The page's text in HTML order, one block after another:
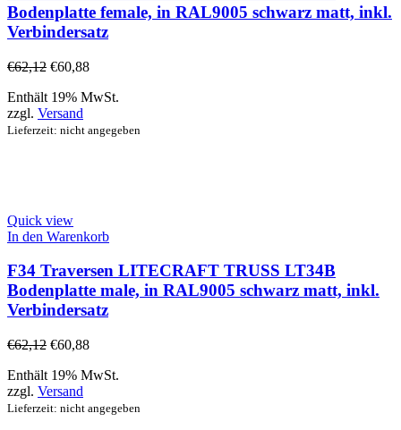
Bodenplatte female, in RAL9005 schwarz matt, inkl.
Verbindersatz
€62,12 €60,88
Enthält 19% MwSt.
zzgl. Versand
Lieferzeit: nicht angegeben
Quick view
In den Warenkorb
F34 Traversen LITECRAFT TRUSS LT34B
Bodenplatte male, in RAL9005 schwarz matt, inkl.
Verbindersatz
€62,12 €60,88
Enthält 19% MwSt.
zzgl. Versand
Lieferzeit: nicht angegeben